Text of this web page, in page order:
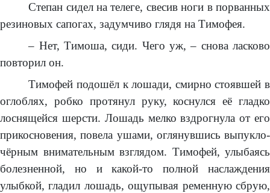
Степан сидел на телеге, свесив ноги в порванных
резиновых сапогах, задумчиво глядя на Тимофея.
– Нет, Тимоша, сиди. Чего уж, – снова ласково
повторил он.
Тимофей подошёл к лошади, смирно стоявшей в
оглоблях, робко протянул руку, коснулся её гладко
лоснящейся шерсти. Лошадь мелко вздрогнула от его
прикосновения, повела ушами, оглянувшись выпукло-
чёрным внимательным взглядом. Тимофей, улыбаясь
болезненной, но и какой-то полной наслаждения
улыбкой, гладил лошадь, ощупывая ременную сбрую,